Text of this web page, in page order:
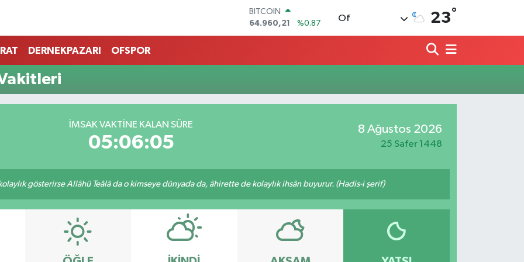
BITCOIN
64.960,21
%0.87
DOLAR
64,4811
%0.38
GRAM ALTIN
Of 23°
DERNEKPAZARI OFSPOR
İMSAK VAKTINE KALAN SÜRE
05:06:05
8 Ağustos 2026
25 Safer 1448
gösterirse Allâhü Teâlâ da o kimseye dünyada da, âhirette de kolaylık ihsân buyurur. (Hadis-i şerif)